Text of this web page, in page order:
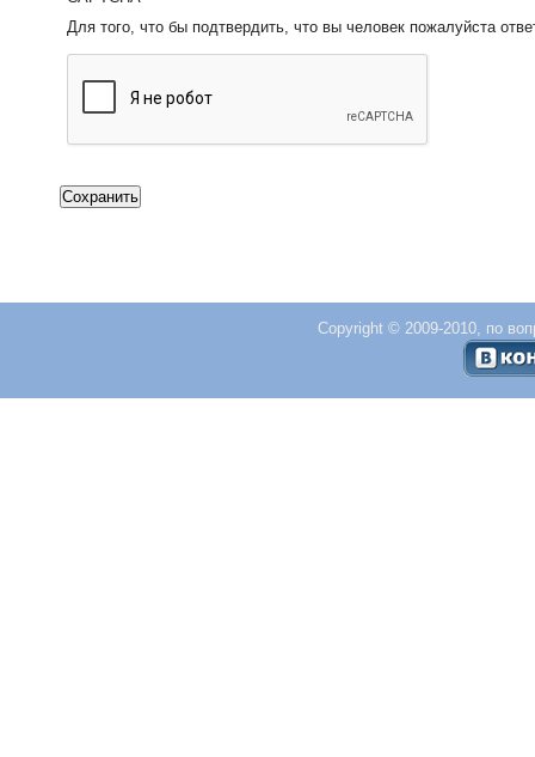
Для того, что бы подтвердить, что вы человек пожалуйста
Copyright © 2009-2010, по